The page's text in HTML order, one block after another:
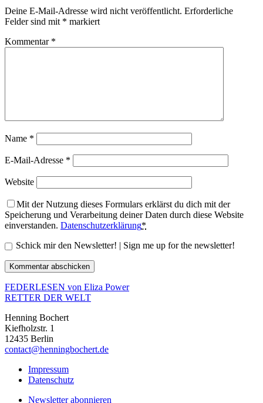
Deine E-Mail-Adresse wird nicht veröffentlicht. Erforderliche
Felder sind mit * markiert
Kommentar *
Name *
E-Mail-Adresse *
Website
Mit der Nutzung dieses Formulars erklärst du dich mit der
Speicherung und Verarbeitung deiner Daten durch diese Website
einverstanden. Datenschutzerklärung*
Schick mir den Newsletter! | Sign me up for the newsletter!
FEDERLESEN von Eliza Power
RETTER DER WELT
Henning Bochert
Kiefholzstr. 1
12435 Berlin
contact@henningbochert.de
Impressum
Datenschutz
Newsletter abonnieren